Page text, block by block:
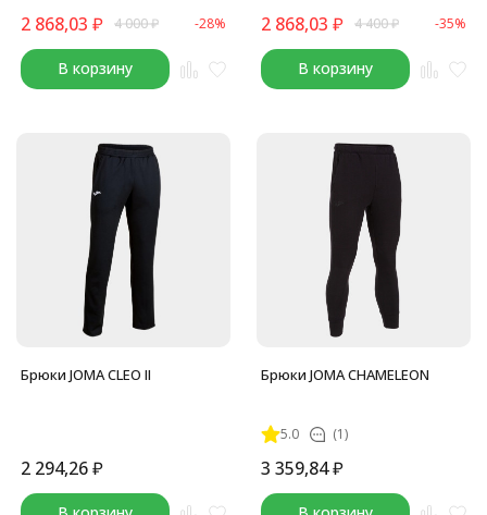
2 868,03 ₽ 4 000₽ -28%
В корзину
2 868,03 ₽ 4 400₽ -35%
В корзину
Брюки JOMA CLEO II
2 294,26₽
Брюки JOMA CHAMELEON
5.0 (1)
3 359,84₽